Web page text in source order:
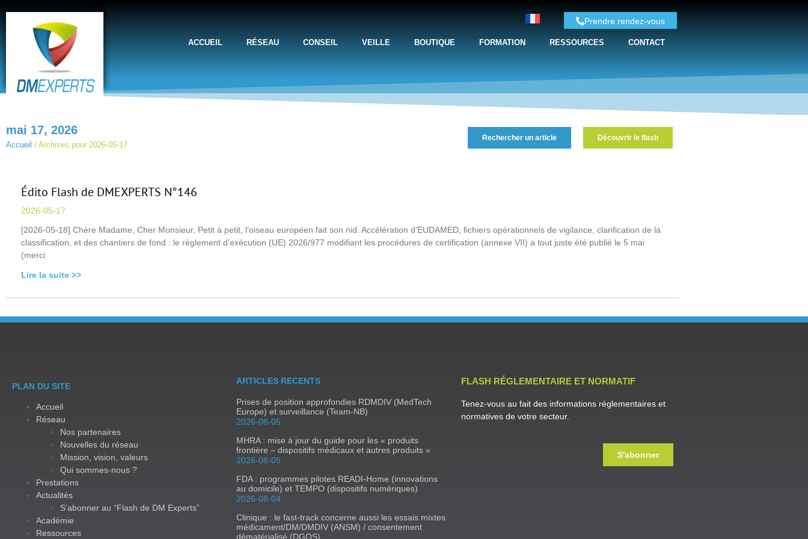
Prendre rendez-vous
ACCUEIL RÉSEAU CONSEIL VEILLE BOUTIQUE FORMATION RESSOURCES CONTACT
mai 17, 2026
Accueil / Archives pour 2026-05-17
Rechercher un article Découvrir le flash
Édito Flash de DMEXPERTS N°146
2026-05-17
[2026-05-18] Chère Madame, Cher Monsieur, Petit à petit, l’oiseau européen fait son nid. Accélération d’EUDAMED, fichiers opérationnels de vigilance, clarification de la
classification, et des chantiers de fond : le règlement d’exécution (UE) 2026/977 modifiant les procédures de certification (annexe VII) a tout juste été publié le 5 mai
(merci
Lire la suite >>
PLAN DU SITE
Accueil
Réseau
Nos partenaires
Nouvelles du réseau
Mission, vision, valeurs
Qui sommes-nous ?
Prestations
Actualités
S’abonner au “Flash de DM Experts”
Académie
Ressources
ARTICLES RECENTS
Prises de position approfondies RDMDIV (MedTech
Europe) et surveillance (Team-NB)
2026-08-05
MHRA : mise à jour du guide pour les « produits
frontière – dispositifs médicaux et autres produits »
2026-08-05
FDA : programmes pilotes READI-Home (innovations
au domicile) et TEMPO (dispositifs numériques)
2026-08-04
Clinique : le fast-track concerne aussi les essais mixtes
médicament/DM/DMDIV (ANSM) / consentement
dématérialisé (DGOS)
FLASH RÉGLEMENTAIRE ET NORMATIF
Tenez-vous au fait des informations réglementaires et
normatives de votre secteur.
S'abonner